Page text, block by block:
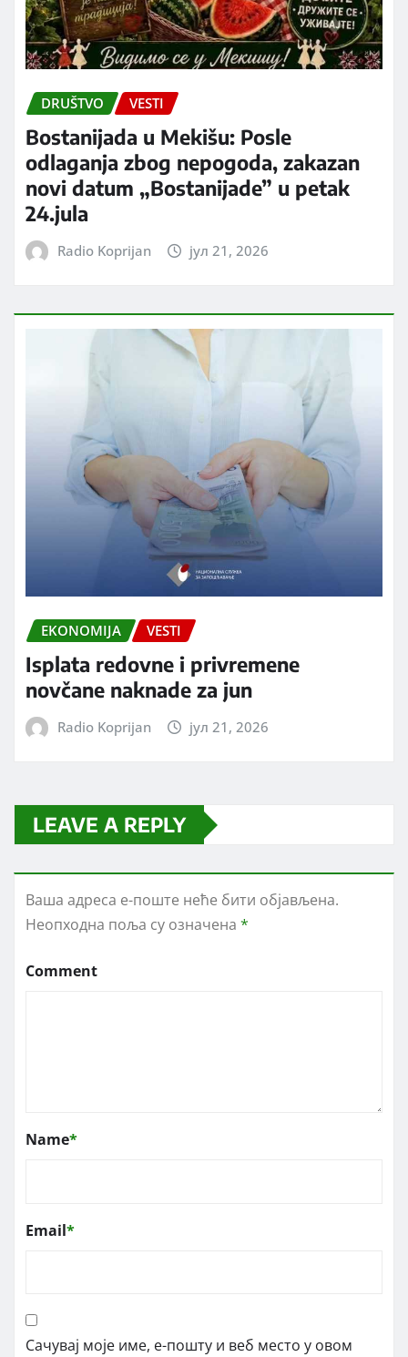
DRUŠTVO VESTI
Bostanijada u Mekišu: Posle
odlaganja zbog nepogoda, zakazan
novi datum „Bostanijade” u petak
24.jula
Radio Koprijan јул 21, 2026
EKONOMIJA VESTI
Isplata redovne i privremene
novčane naknade za jun
Radio Koprijan јул 21, 2026
LEAVE A REPLY
Ваша адреса е-поште неће бити објављена.
Неопходна поља су означена *
Comment
Name*
Email*
Сачувај моје име, е-пошту и веб место у овом